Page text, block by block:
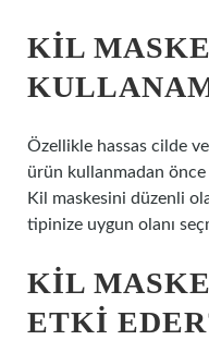
KIL
Özellikle hassas cilde
ürün kullanmadan önce
Kil maskesini düzenli
tipinize uygun olanı
KIL
ETKI